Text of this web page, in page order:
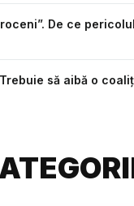
De ce
să aibă o